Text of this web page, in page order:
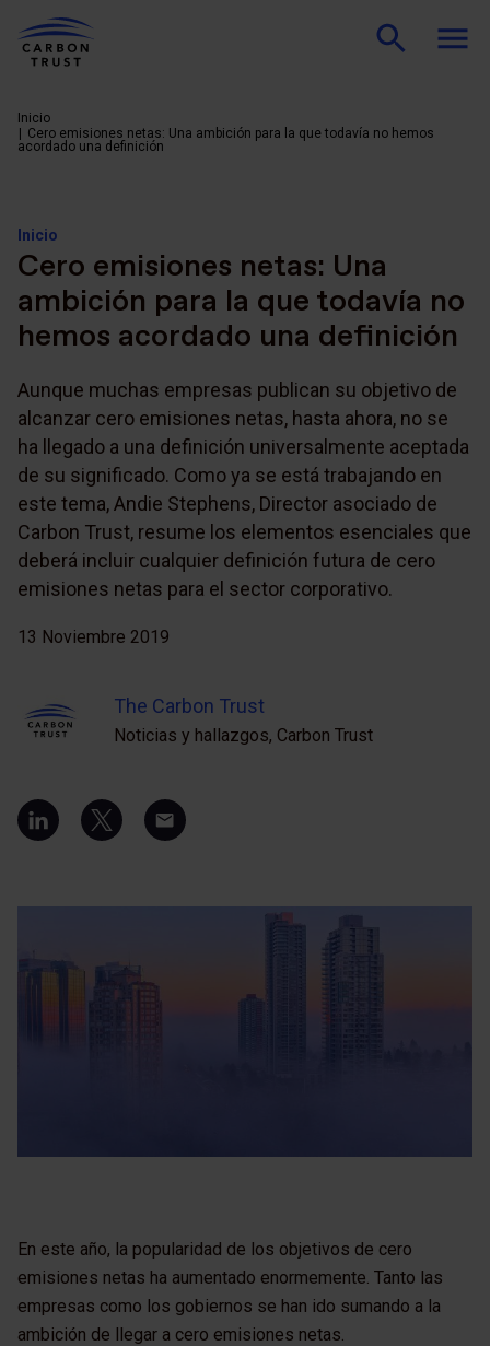
Inicio
Cero emisiones netas: Una ambición para la que todavía no hemos
acordado una definición
Inicio
Cero emisiones netas: Una
ambición para la que todavía no
hemos acordado una definición
Aunque muchas empresas publican su objetivo de
alcanzar cero emisiones netas, hasta ahora, no se
ha llegado a una definición universalmente aceptada
de su significado. Como ya se está trabajando en
este tema, Andie Stephens, Director asociado de
Carbon Trust, resume los elementos esenciales que
deberá incluir cualquier definición futura de cero
emisiones netas para el sector corporativo.
13 Noviembre 2019
The Carbon Trust
Noticias y hallazgos, Carbon Trust
En este año, la popularidad de los objetivos de cero
emisiones netas ha aumentado enormemente. Tanto las
empresas como los gobiernos se han ido sumando a la
ambición de llegar a cero emisiones netas.